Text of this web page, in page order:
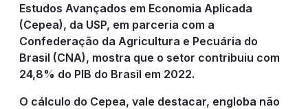
Estudos Avançados em Economia Aplicada
(Cepea), da USP, em parceria com a
Confederação da Agricultura e Pecuária do
Brasil (CNA), mostra que o setor contribuiu com
24,8% do PIB do Brasil em 2022.
O cálculo do Cepea, vale destacar, engloba não